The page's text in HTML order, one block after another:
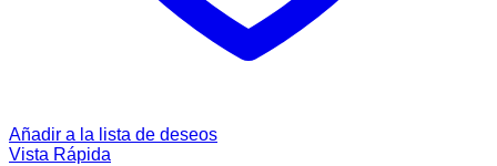
Añadir a la lista de deseos
Vista Rápida